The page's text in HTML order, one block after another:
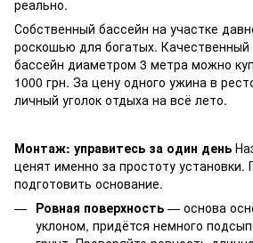
реально.
Собственный бассейн на участке
роскошью для богатых. Качественный
бассейн диаметром 3 метра можно
1000 грн. За цену одного ужина в
личный уголок отдыха на всё лето.
Монтаж: управитесь за один день
ценят именно за простоту установки.
подготовить основание.
Ровная поверхность — основа
уклоном, придётся немного